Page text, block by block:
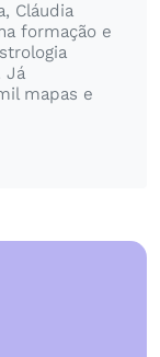
Cláudia
formação e
Já
mapas e